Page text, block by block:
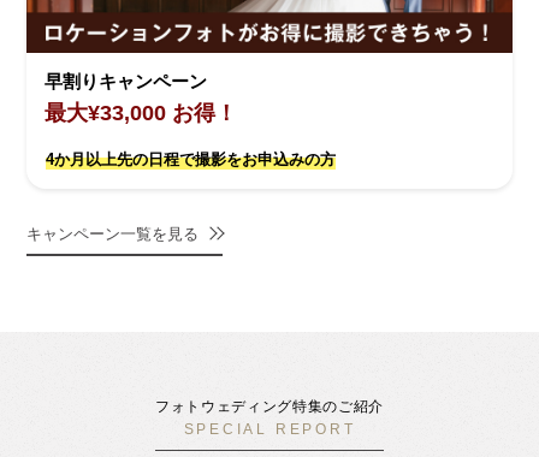
早割りキャンペーン
最大¥33,000 お得！
4か月以上先の日程で撮影をお申込みの方
キャンペーン一覧を見る
フォトウェディング特集のご紹介
SPECIAL REPORT